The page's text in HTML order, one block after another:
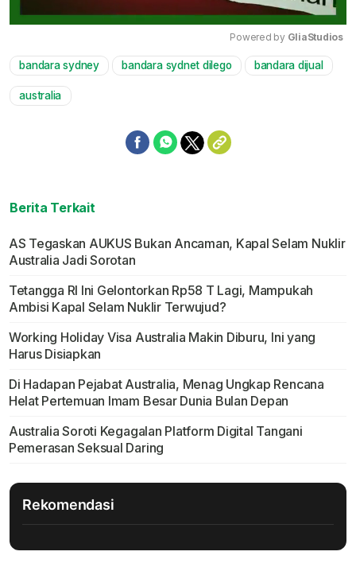
Mute
Powered by GliaStudios
bandara sydney bandara sydnet dilego bandara dijual
australia
Berita Terkait
AS Tegaskan AUKUS Bukan Ancaman, Kapal Selam Nuklir
Australia Jadi Sorotan
Tetangga RI Ini Gelontorkan Rp58 T Lagi, Mampukah
Ambisi Kapal Selam Nuklir Terwujud?
Working Holiday Visa Australia Makin Diburu, Ini yang
Harus Disiapkan
Di Hadapan Pejabat Australia, Menag Ungkap Rencana
Helat Pertemuan Imam Besar Dunia Bulan Depan
Australia Soroti Kegagalan Platform Digital Tangani
Pemerasan Seksual Daring
Rekomendasi